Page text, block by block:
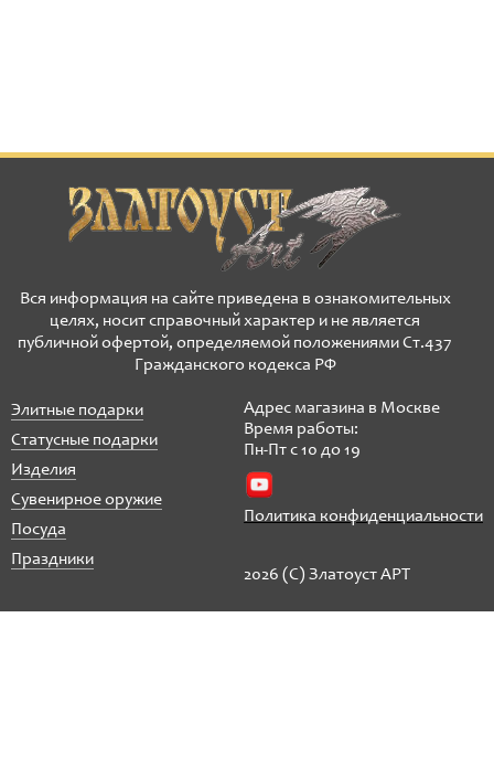
Вся информация на сайте приведена в ознакомительных
целях, носит справочный характер и не является
публичной офертой, определяемой положениями Ст.437
Гражданского кодекса РФ
Элитные подарки
Статусные подарки
Изделия
Сувенирное оружие
Посуда
Праздники
Адрес магазина в Москве
Время работы:
Пн-Пт с 10 до 19
Политика конфиденциальности
2026 (C) Златоуст АРТ